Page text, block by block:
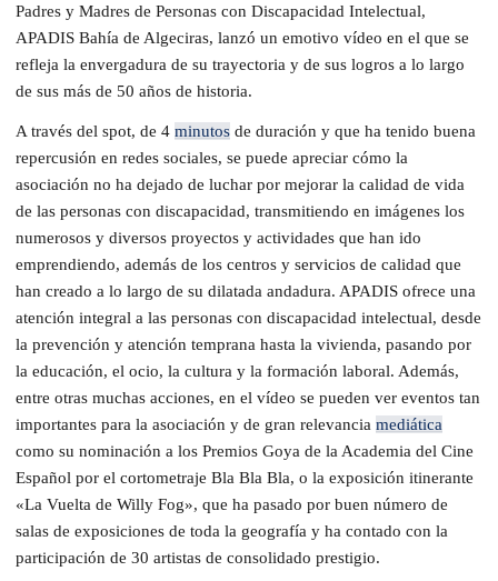
Padres y Madres de Personas con Discapacidad Intelectual,
APADIS Bahía de Algeciras, lanzó un emotivo vídeo en el que se
refleja la envergadura de su trayectoria y de sus logros a lo largo
de sus más de 50 años de historia.
A través del spot, de 4 minutos de duración y que ha tenido buena
repercusión en redes sociales, se puede apreciar cómo la
asociación no ha dejado de luchar por mejorar la calidad de vida
de las personas con discapacidad, transmitiendo en imágenes los
numerosos y diversos proyectos y actividades que han ido
emprendiendo, además de los centros y servicios de calidad que
han creado a lo largo de su dilatada andadura. APADIS ofrece una
atención integral a las personas con discapacidad intelectual, desde
la prevención y atención temprana hasta la vivienda, pasando por
la educación, el ocio, la cultura y la formación laboral. Además,
entre otras muchas acciones, en el vídeo se pueden ver eventos tan
importantes para la asociación y de gran relevancia mediática
como su nominación a los Premios Goya de la Academia del Cine
Español por el cortometraje Bla Bla Bla, o la exposición itinerante
«La Vuelta de Willy Fog», que ha pasado por buen número de
salas de exposiciones de toda la geografía y ha contado con la
participación de 30 artistas de consolidado prestigio.